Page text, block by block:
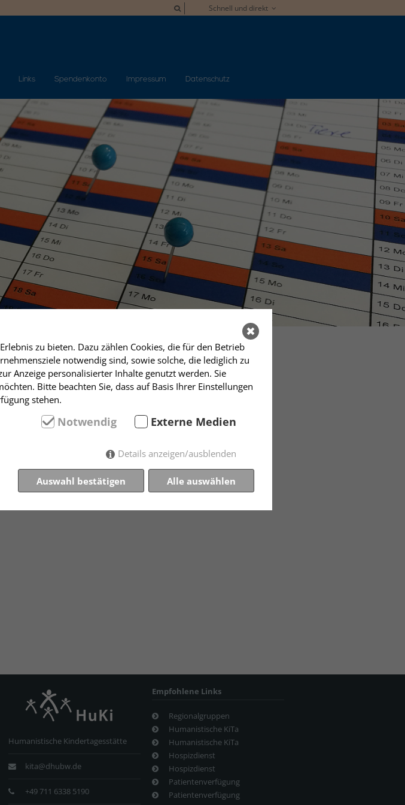
Schnell und direkt
Links Spendenkonto Impressum Datenschutz
und Praxis.
Meinungen. Anmeldungen erbeten bei Andrea.Mueller-
Humanistische Kindertagesstätte
kita@dhubw.de
+49 711 6338 5190
Empfohlene Links
Regionalgruppen
Humanistische KiTa
Humanistische KiTa
Hospizdienst
Hospizdienst
Patientenverfügung
Patientenverfügung
zu bieten. Dazu zählen Cookies, die für den Betrieb
notwendig sind, sowie solche, die lediglich zu
Anzeige personalisierter Inhalte genutzt werden. Sie
Bitte beachten Sie, dass auf Basis Ihrer Einstellungen
stehen.
Notwendig Externe Medien
Details anzeigen/ausblenden
Auswahl bestätigen Alle auswählen